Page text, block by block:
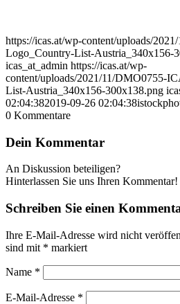
https://icas.at/wp-content/uploads/
Logo_Country-List-Austria_340x156-
icas_at_admin https://icas.at/wp-
content/uploads/2021/11/DMO0755-
List-Austria_340x156-300x138.png
02:04:382019-09-26 02:04:38
0 Kommentare
Dein Kommentar
An Diskussion beteiligen?
Hinterlassen Sie uns Ihren Kommentar!
Schreiben Sie einen
Ihre E-Mail-Adresse wird nicht
sind mit * markiert
Name *
E-Mail-Adresse *